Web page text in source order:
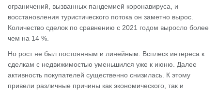
ограничений, вызванных пандемией коронавируса, и
восстановления туристического потока он заметно вырос.
Количество сделок по сравнению с 2021 годом выросло более
чем на 14 %.
Но рост не был постоянным и линейным. Всплеск интереса к
сделкам с недвижимостью уменьшился уже к июню. Далее
активность покупателей существенно снизилась. К этому
привели различные причины как экономического, так и